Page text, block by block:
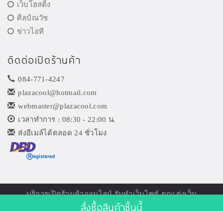
สั่งซื้อสินค้าชิ้นนี้
เว็บโฮสติ้ง
ศิลป์ณวัช
ข่าวไอที
ติดต่อเปิดร้านค้า
084-771-4247
plazacool@hotmail.com
webmaster@plazacool.com
เวลาทำการ : 08:30 - 22:00 น.
ส่งอีเมล์ได้ตลอด 24 ชั่วโมง
บริการเปิดร้านค้าออนไลน์รับทำเว็บไซต์ ตกแต่งเว็บ